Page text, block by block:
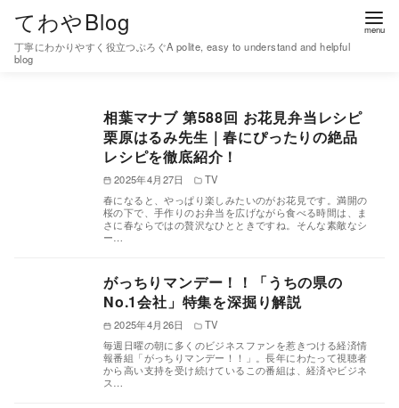
てわやBlog
丁寧にわかりやすく役立つぶろぐA polite, easy to understand and helpful
blog
相葉マナブ 第588回 お花見弁当レシピ
栗原はるみ先生｜春にぴったりの絶品
レシピを徹底紹介！
2025年4月27日
TV
春になると、やっぱり楽しみたいのがお花見です。満開の
桜の下で、手作りのお弁当を広げながら食べる時間は、ま
さに春ならではの贅沢なひとときですね。そんな素敵なシ
ー…
がっちりマンデー！！「うちの県の
No.1会社」特集を深掘り解説
2025年4月26日
TV
毎週日曜の朝に多くのビジネスファンを惹きつける経済情
報番組「がっちりマンデー！！」。長年にわたって視聴者
から高い支持を受け続けているこの番組は、経済やビジネ
ス…